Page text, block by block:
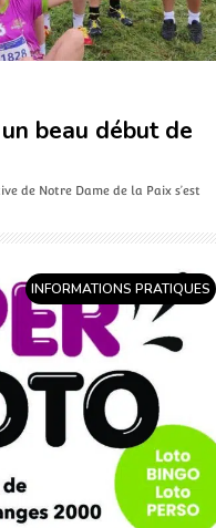
beau début de
de Notre Dame de la Paix s’est
INFORMATIONS PRATIQUES